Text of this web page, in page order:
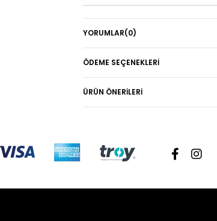
YORUMLAR(0)
ÖDEME SEÇENEKLERI
ÜRÜN ÖNERILERI